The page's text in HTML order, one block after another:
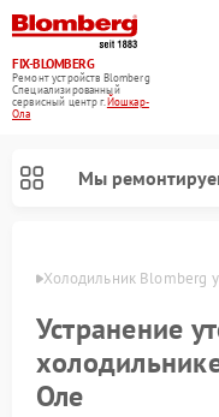
FIX-BLOMBERG
Ремонт устройств Blomberg
Специализированный
cервисный центр г.Йошкар-
Ола
Мы
Оле Холодильник Blomberg
Устранение
Оле